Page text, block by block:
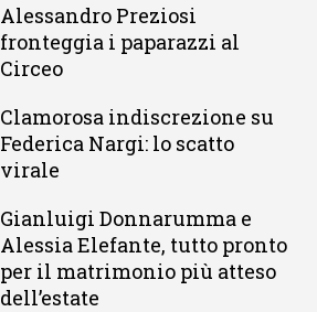
Alessandro Preziosi
fronteggia i paparazzi al
Circeo
Clamorosa indiscrezione su
Federica Nargi: lo scatto
virale
Gianluigi Donnarumma e
Alessia Elefante, tutto pronto
per il matrimonio più atteso
dell’estate